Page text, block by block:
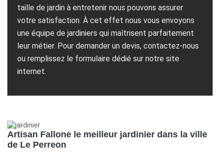
taille de jardin à entretenir nous pouvons assurer
votre satisfaction. À cet effet nous vous envoyons
une équipe de jardiniers qui maîtrisent parfaitement
leur métier. Pour demander un devis, contactez-nous
ou remplissez le formulaire dédié sur notre site
internet.
Artisan Fallone le meilleur jardinier dans la ville
de Le Perreon